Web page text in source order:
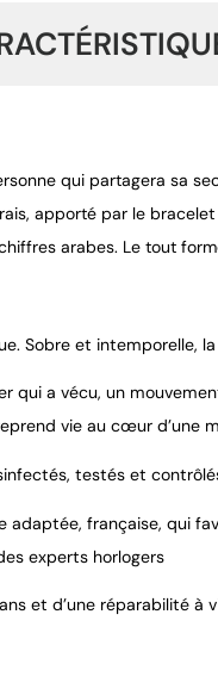
qui partagera sa
apporté par le
arabes. Le tout
Sobre et intemporelle,
qui a vécu, un
vie au cœur d’une
testés et
française, qui
experts horlogers
et d’une réparabilité à